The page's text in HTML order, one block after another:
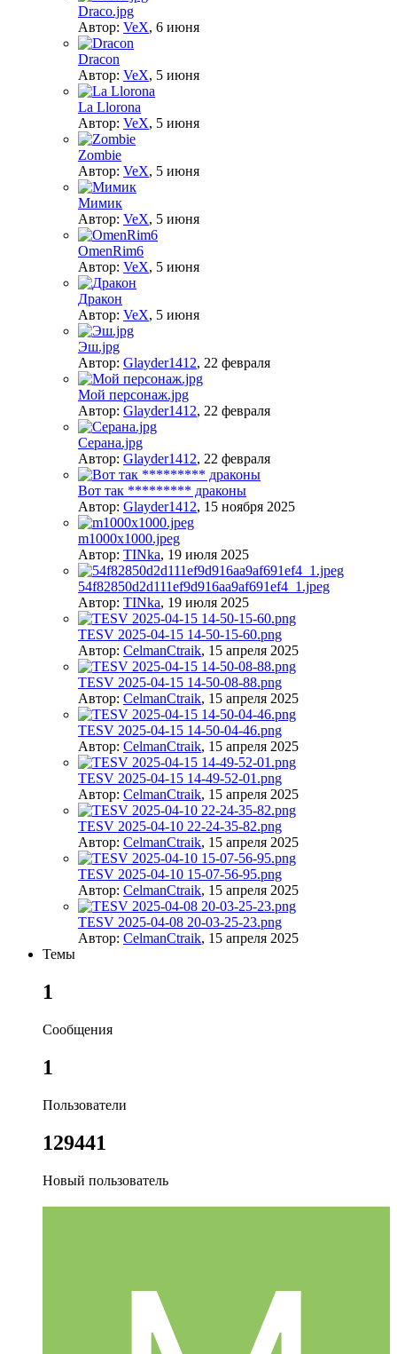
Draco.jpg
Автор: VeX, 6 июня
Dracon
Автор: VeX, 5 июня
La Llorona
Автор: VeX, 5 июня
Zombie
Автор: VeX, 5 июня
Мимик
Автор: VeX, 5 июня
OmenRim6
Автор: VeX, 5 июня
Дракон
Автор: VeX, 5 июня
Эш.jpg
Автор: Glayder1412, 22 февраля
Мой персонаж.jpg
Автор: Glayder1412, 22 февраля
Серана.jpg
Автор: Glayder1412, 22 февраля
Вот так ********* драконы
Автор: Glayder1412, 15 ноября 2025
m1000x1000.jpeg
Автор: TINka, 19 июля 2025
54f82850d2d111ef9d916aa9af691ef4_1.jpeg
Автор: TINka, 19 июля 2025
TESV 2025-04-15 14-50-15-60.png
Автор: CelmanCtraik, 15 апреля 2025
TESV 2025-04-15 14-50-08-88.png
Автор: CelmanCtraik, 15 апреля 2025
TESV 2025-04-15 14-50-04-46.png
Автор: CelmanCtraik, 15 апреля 2025
TESV 2025-04-15 14-49-52-01.png
Автор: CelmanCtraik, 15 апреля 2025
TESV 2025-04-10 22-24-35-82.png
Автор: CelmanCtraik, 15 апреля 2025
TESV 2025-04-10 15-07-56-95.png
Автор: CelmanCtraik, 15 апреля 2025
TESV 2025-04-08 20-03-25-23.png
Автор: CelmanCtraik, 15 апреля 2025
Темы
1
Сообщения
1
Пользователи
129441
Новый пользователь